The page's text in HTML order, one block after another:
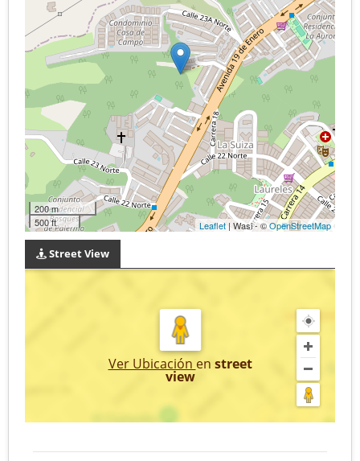
200 m
500 ft
Leaflet | Wasi - ©OpenStreetMap
Street View
Ver Ubicación en street
view